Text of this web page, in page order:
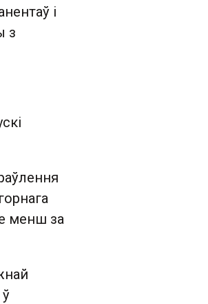
і
з
менш за